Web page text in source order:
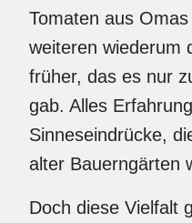
Tomaten aus
weiteren wiederum
früher, das es nur
gab. Alles
Sinneseindrücke,
alter Bauerngärten
Doch diese Vielfalt